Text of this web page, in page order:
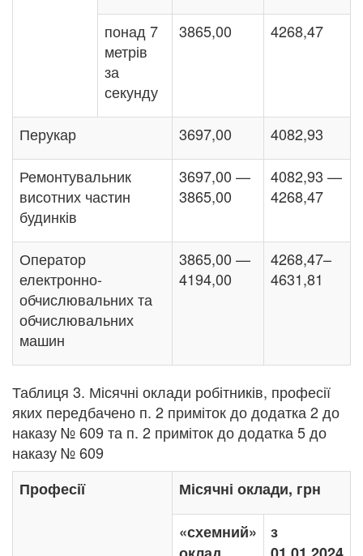
понад 7
метрів
за
секунду
3865,00 4268,47
Перукар 3697,00
4082,93
Ремонтувальник
висотних частин
будинків
3697,00 —
3865,00
4082,93 —
4268,47
Оператор
електронно-
обчислювальних та
обчислювальних
машин
3865,00 —
4194,00
4268,47–
4631,81
Таблиця 3. Місячні оклади робітників, професії
яких передбачено п. 2 приміток до додатка 2 до
наказу № 609 та п. 2 приміток до додатка 5 до
наказу № 609
Професії
Місячні оклади, грн
«схемний»
з